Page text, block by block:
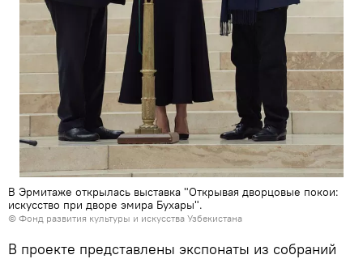
В Эрмитаже открылась выставка "Открывая дворцовые покои:
искусство при дворе эмира Бухары".
© Фонд развития культуры и искусства Узбекистана
В проекте представлены экспонаты из собраний